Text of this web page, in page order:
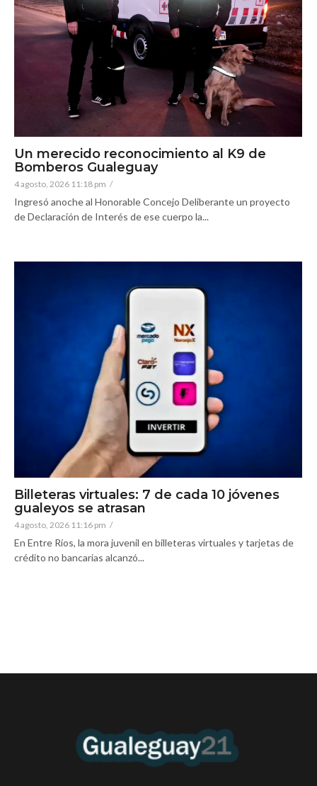
Un merecido reconocimiento al K9 de
Bomberos Gualeguay
4 agosto, 2026 11:18 pm /
Ingresó anoche al Honorable Concejo Deliberante un proyecto
de Declaración de Interés de ese cuerpo la...
Billeteras virtuales: 7 de cada 10 jóvenes
gualeyos se atrasan
4 agosto, 2026 11:16 pm /
En Entre Ríos, la mora juvenil en billeteras virtuales y tarjetas de
crédito no bancarias alcanzó...